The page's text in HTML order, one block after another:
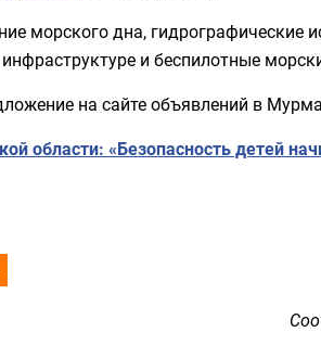
морского дна, гидрографические
и беспилотные
на сайте объявлений в
области: «Безопасность детей